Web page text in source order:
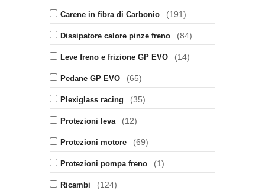
Carene in fibra di Carbonio (191)
Dissipatore calore pinze freno (84)
Leve freno e frizione GP EVO (14)
Pedane GP EVO (65)
Plexiglass racing (35)
Protezioni leva (12)
Protezioni motore (69)
Protezioni pompa freno (1)
Ricambi (124)